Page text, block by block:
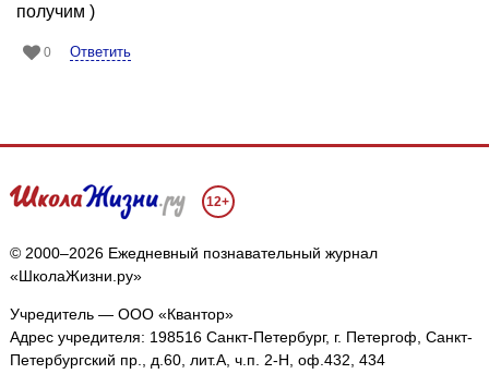
получим )
0 Ответить
12+
© 2000–2026 Ежедневный познавательный журнал
«ШколаЖизни.ру»
Учредитель — ООО «Квантор»
Адрес учредителя: 198516 Санкт-Петербург, г. Петергоф, Санкт-
Петербургский пр., д.60, лит.А, ч.п. 2-Н, оф.432, 434